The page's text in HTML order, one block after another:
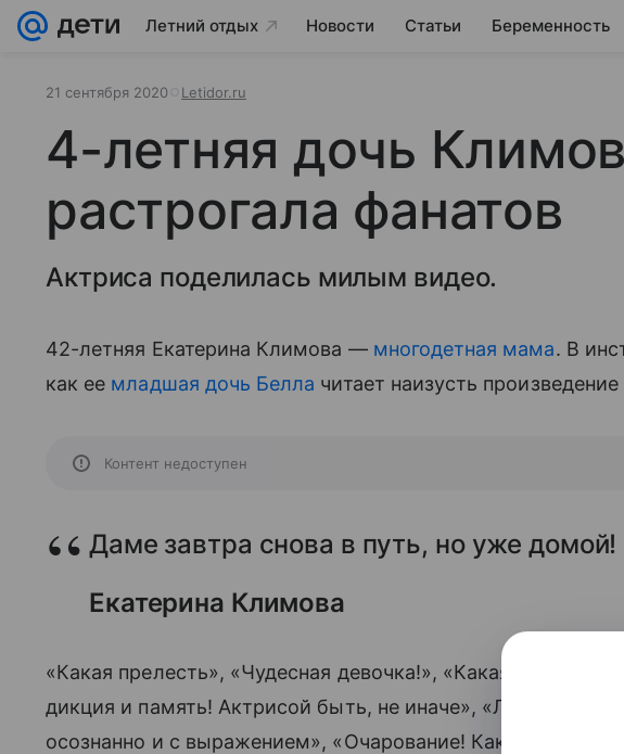
Летний отдых Новости Статьи Беременность
21 сентября 2020 Letidor.ru
4-летняя дочь
растрогала фанатов
Актриса поделилась милым видео.
42-летняя Екатерина Климова — многодетная мама. В
как ее младшая дочь Белла читает наизусть
Контент недоступен
Даме завтра снова в путь, но уже домой!
Екатерина Климова
«Какая прелесть», «Чудесная девочка!», «Какая дикция
дикция и память! Актрисой быть, не иначе», «Лапуля»,
осознанно и с выражением», «Очарование! Какая хорошая